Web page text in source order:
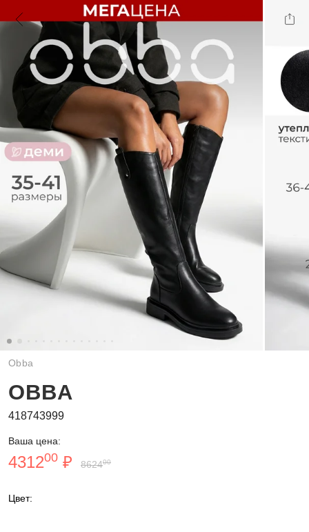
Obba
OBBA
418743999
Ваша цена:
431200 ₽ 862400
Цвет: